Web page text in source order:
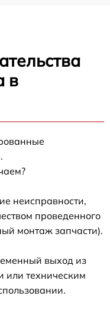
в
неисправности,
проведенного
монтаж запчасти).
выход из
или техническим